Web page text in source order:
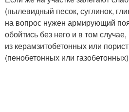
(пылевидный песок, суглинок,
на вопрос нужен армирующий
обойтись без него и в том
из керамзитобетонных или
(пенобетонных или